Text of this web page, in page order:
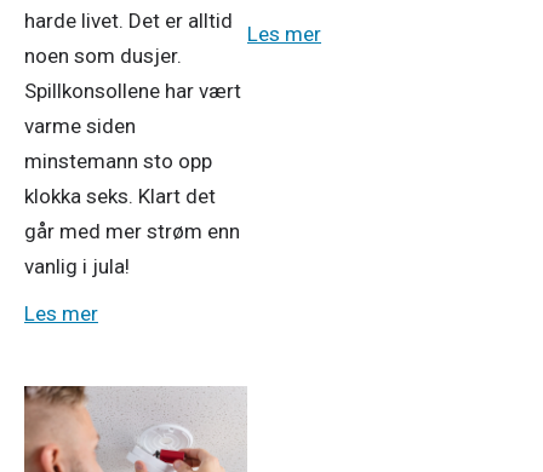
harde livet. Det er alltid
noen som dusjer.
Spillkonsollene har vært
varme siden
minstemann sto opp
klokka seks. Klart det
går med mer strøm enn
vanlig i jula!
Les mer
Les mer
Strøm
20. nov. 2025